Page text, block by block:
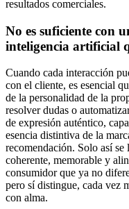
resultados comerciales.
No es suficiente con
inteligencia artificial
Cuando cada interacción
con el cliente, es esencial
de la personalidad de la
resolver dudas o
de expresión auténtico,
esencia distintiva de la
recomendación. Solo así
coherente, memorable y
consumidor que ya no
pero sí distingue, cada vez
con alma.